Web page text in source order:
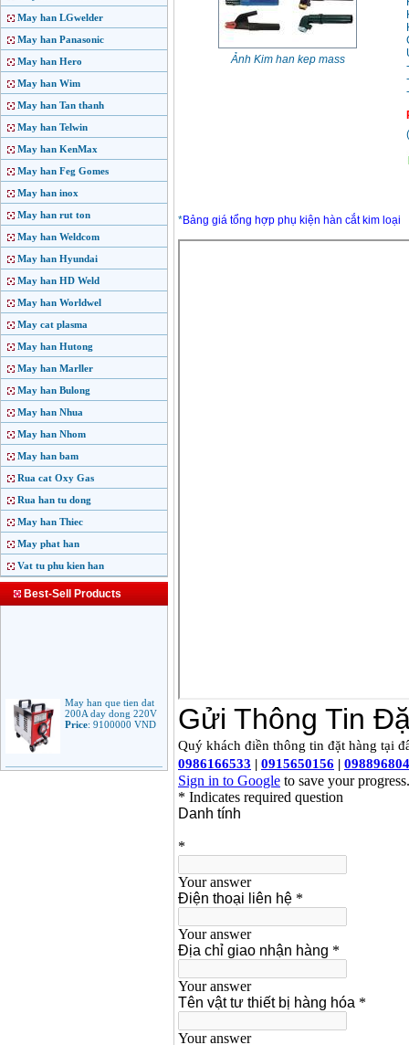
May han LGwelder
May han Panasonic
May han Hero
May han Wim
May han Tan thanh
May han Telwin
May han KenMax
May han Feg Gomes
May han inox
May han rut ton
May han Weldcom
May han Hyundai
May han HD Weld
May han Worldwel
May cat plasma
May han Hutong
May han Marller
May han Bulong
May han Nhua
May han Nhom
May han bam
Rua cat Oxy Gas
Rua han tu dong
May han Thiec
May phat han
Vat tu phu kien han
Best-Sell Products
200A day dong 220V
Price :9100000 VND
May han que dien tu
Ảnh Kim han kep mass
(
*Bảng giá tổng hợp phụ kiện hàn cắt kim loại